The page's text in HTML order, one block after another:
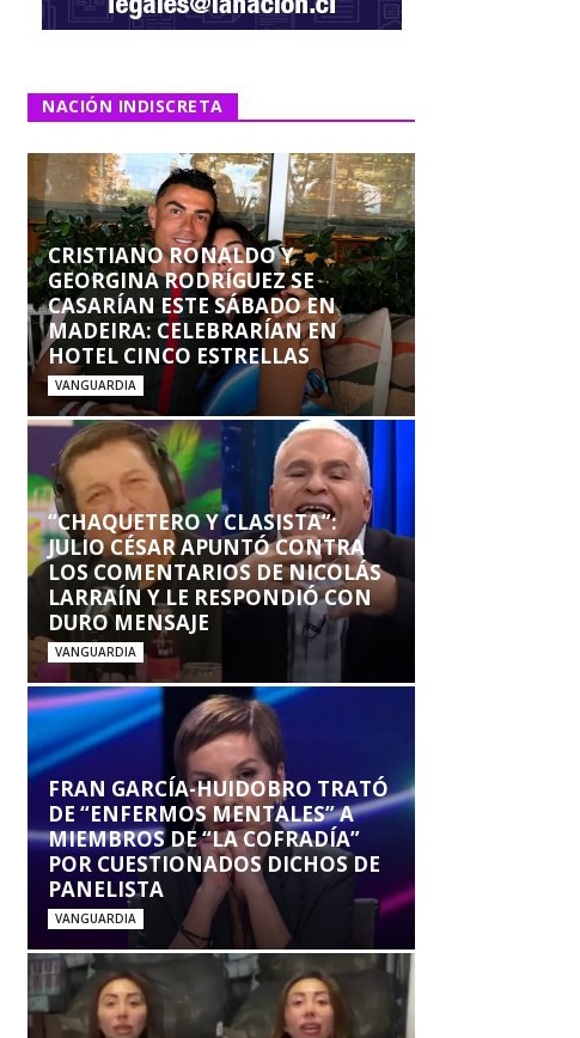
NACIÓN INDISCRETA
CRISTIANO RONALDO Y
GEORGINA RODRÍGUEZ SE
CASARÍAN ESTE SÁBADO EN
MADEIRA: CELEBRARÍAN EN
HOTEL CINCO ESTRELLAS
VANGUARDIA
“CHAQUETERO Y CLASISTA”:
JULIO CÉSAR APUNTÓ CONTRA
LOS COMENTARIOS DE NICOLÁS
LARRAÍN Y LE RESPONDIÓ CON
DURO MENSAJE
VANGUARDIA
FRAN GARCÍA-HUIDOBRO TRATÓ
DE “ENFERMOS MENTALES” A
MIEMBROS DE “LA COFRADÍA”
POR CUESTIONADOS DICHOS DE
PANELISTA
VANGUARDIA